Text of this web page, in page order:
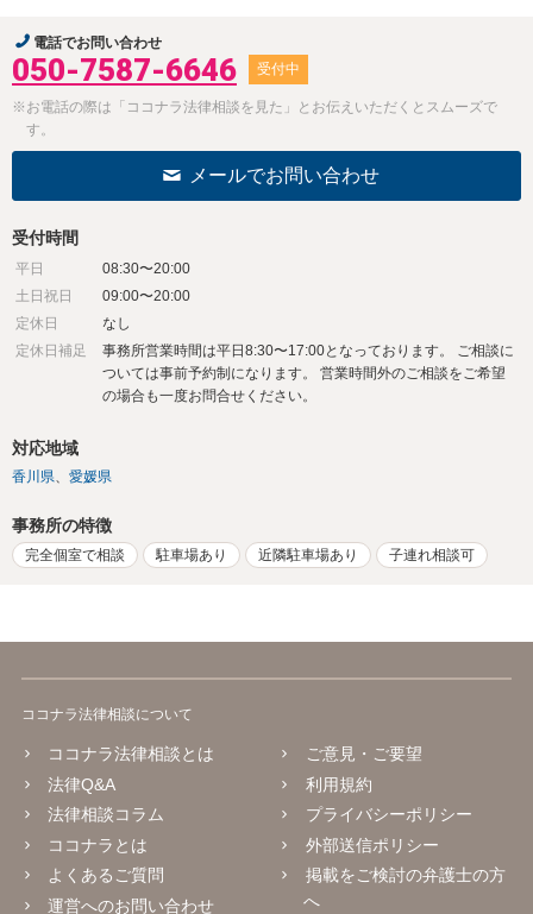
電話でお問い合わせ
050-7587-6646 受付中
※お電話の際は「ココナラ法律相談を見た」とお伝えいただくとスムーズで
す。
メールでお問い合わせ
受付時間
平日
08:30〜20:00
土日祝日
09:00〜20:00
定休日
なし
定休日補足
事務所営業時間は平日8:30〜17:00となっております。 ご相談に
ついては事前予約制になります。 営業時間外のご相談をご希望
の場合も一度お問合せください。
対応地域
香川県 愛媛県
事務所の特徴
完全個室で相談 駐車場あり 近隣駐車場あり 子連れ相談可
ココナラ法律相談について
ココナラ法律相談とは
法律Q&A
法律相談コラム
ココナラとは
よくあるご質問
運営へのお問い合わせ
ご意見・ご要望
利用規約
プライバシーポリシー
外部送信ポリシー
掲載をご検討の弁護士の方
へ